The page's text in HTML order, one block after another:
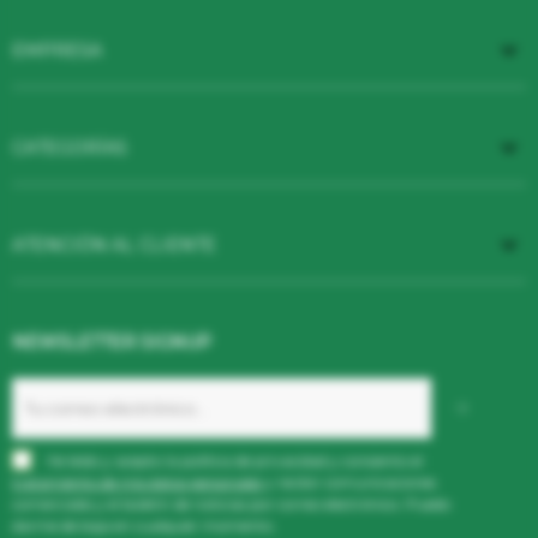



NEWSLETTER SIGNUP
He leído y acepto la política de privacidad
y consiento el
tratamiento de mis datospersonalesy recibir comunicaciones
comerciales y el boletín de noticias por correo electrónico. Puedo
darme de baja en cualquier momento.